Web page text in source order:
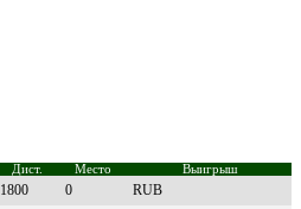
Дист. Место Выигрыш
1800 0
RUB